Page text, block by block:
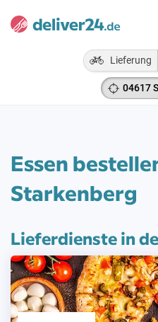
Lieferung
04617
Essen
Starkenberg
Lieferdienste in